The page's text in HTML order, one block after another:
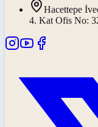
Hacettepe
4. Kat Ofis No: